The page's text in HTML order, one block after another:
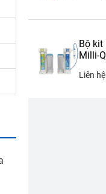
Bộ kit
Milli-
Liên hệ